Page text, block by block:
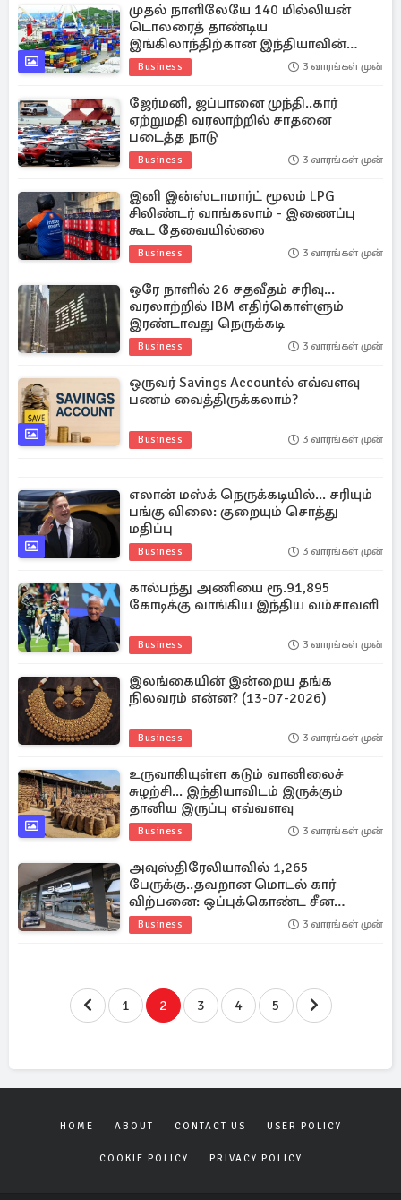
முதல் நாளிலேயே 140 மில்லியன்
டொலரைத் தாண்டிய
இங்கிலாந்திற்கான இந்தியாவின்
ஏற்றுமதி
Business 3 வாரங்கள் முன்
ஜேர்மனி, ஜப்பானை முந்தி..கார்
ஏற்றுமதி வரலாற்றில் சாதனை
படைத்த நாடு
Business 3 வாரங்கள் முன்
இனி இன்ஸ்டாமார்ட் மூலம் LPG
சிலிண்டர் வாங்கலாம் - இணைப்பு
கூட தேவையில்லை
Business 3 வாரங்கள் முன்
ஒரே நாளில் 26 சதவீதம் சரிவு...
வரலாற்றில் IBM எதிர்கொள்ளும்
இரண்டாவது நெருக்கடி
Business 3 வாரங்கள் முன்
ஒருவர் Savings Accountல் எவ்வளவு
பணம் வைத்திருக்கலாம்?
Business 3 வாரங்கள் முன்
எலான் மஸ்க் நெருக்கடியில்... சரியும்
பங்கு விலை: குறையும் சொத்து
மதிப்பு
Business 3 வாரங்கள் முன்
கால்பந்து அணியை ரூ.91,895
கோடிக்கு வாங்கிய இந்திய வம்சாவளி
Business 3 வாரங்கள் முன்
இலங்கையின் இன்றைய தங்க
நிலவரம் என்ன? (13-07-2026)
Business 3 வாரங்கள் முன்
உருவாகியுள்ள கடும் வானிலைச்
சுழற்சி... இந்தியாவிடம் இருக்கும்
தானிய இருப்பு எவ்வளவு
Business 3 வாரங்கள் முன்
அவுஸ்திரேலியாவில் 1,265
பேருக்கு..தவறான மொடல் கார்
விற்பனை: ஒப்புக்கொண்ட சீன
நிறுவனம்
Business 3 வாரங்கள் முன்
1 2 3 4 5
HOME ABOUT CONTACT US USER POLICY
COOKIE POLICY PRIVACY POLICY